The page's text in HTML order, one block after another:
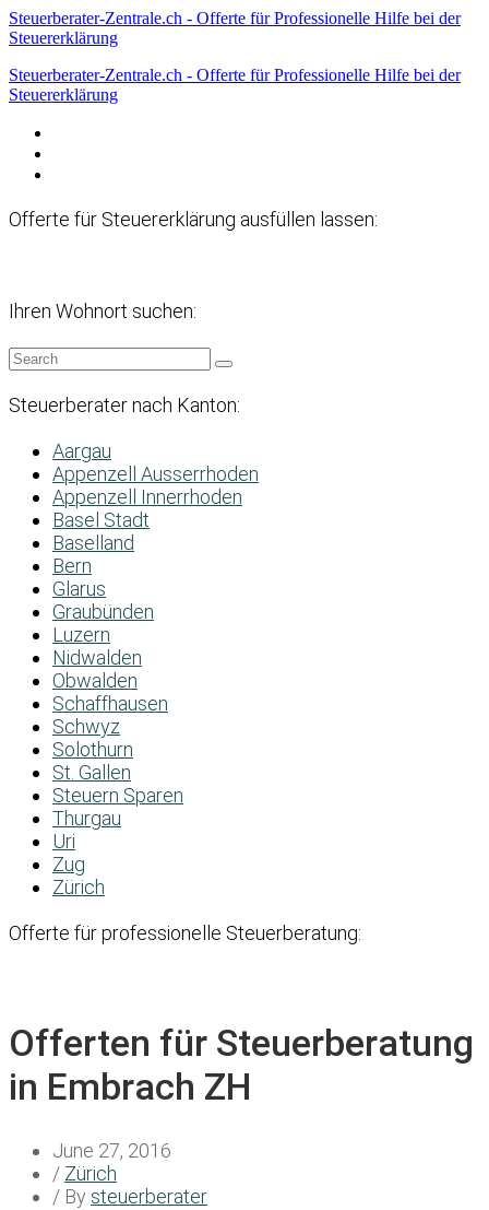
Steuerberater-Zentrale.ch - Offerte für Professionelle Hilfe bei der
Steuererklärung
Steuerberater-Zentrale.ch - Offerte für Professionelle Hilfe bei der
Steuererklärung
Offerte für Steuererklärung ausfüllen lassen:
Ihren Wohnort suchen:
Steuerberater nach Kanton:
Aargau
Appenzell Ausserrhoden
Appenzell Innerrhoden
Basel Stadt
Baselland
Bern
Glarus
Graubünden
Luzern
Nidwalden
Obwalden
Schaffhausen
Schwyz
Solothurn
St. Gallen
Steuern Sparen
Thurgau
Uri
Zug
Zürich
Offerte für professionelle Steuerberatung:
Offerten für Steuerberatung
in Embrach ZH
June 27, 2016
/ Zürich
/ By steuerberater